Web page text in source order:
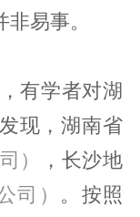
易事。
有学者对湖
现，湖南省
）
，长沙地
司） 。按照